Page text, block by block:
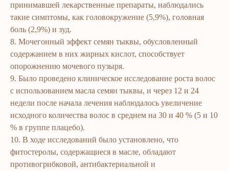
принимавшей лекарственные препараты, наблюдались
такие симптомы, как головокружение (5,9%), головная
боль (2,9%) и зуд.
8. Мочегонный эффект семян тыквы, обусловленный
содержанием в них жирных кислот, способствует
опорожнению мочевого пузыря.
9. Было проведено клиническое исследование роста волос
с использованием масла семян тыквы, и через 12 и 24
недели после начала лечения наблюдалось увеличение
исходного количества волос в среднем на 30 и 40 % (5 и 10
% в группе плацебо).
10. В ходе исследований было установлено, что
фитостеролы, содержащиеся в масле, обладают
противогрибковой, антибактериальной и
Kontaktlar
Marketing
Maxfiylik siyosati
Yuz va tana uchun
Uy uchun
Shaxsiy gigiyena
Parfyumeriya
To'qimachilik
Bolalar uchun
Ro'yxatdan o'tish
To‘lov va yetkazib berish
Ommaviy oferta
+7 926 373 75 55
ersagmedia@yandex.ru